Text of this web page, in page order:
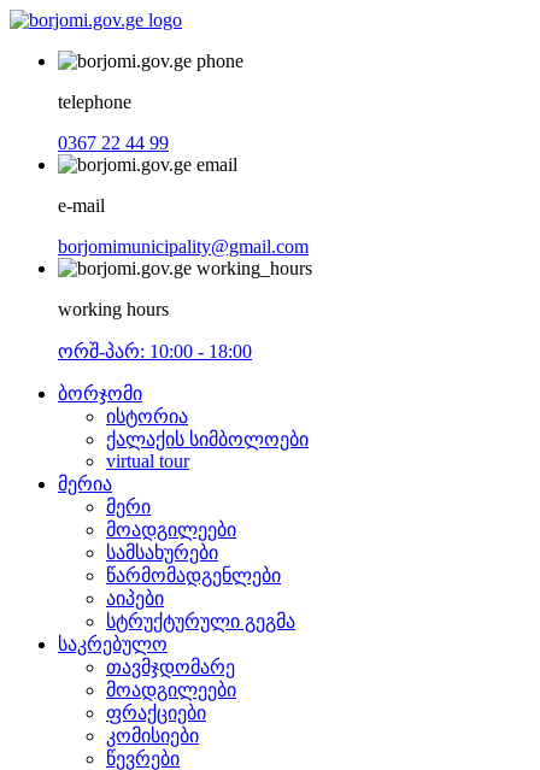
telephone
0367 22 44 99
e-mail
borjomimunicipality@gmail.com
working hours
ორშ-პარ: 10:00 - 18:00
ბორჯომი
ისტორია
ქალაქის სიმბოლოები
virtual tour
მერია
მერი
მოადგილეები
სამსახურები
წარმომადგენლები
აიპები
სტრუქტურული გეგმა
საკრებულო
თავმჯდომარე
მოადგილეები
ფრაქციები
კომისიები
წევრები